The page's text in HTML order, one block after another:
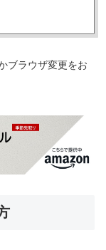
ブラウザ変更をお